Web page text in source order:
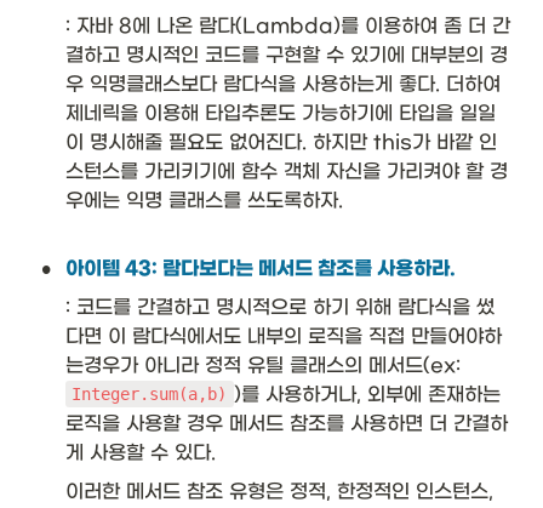
: 자바 8에 나온 람다(Lambda)를 이용하여 좀 더 간
결하고 명시적인 코드를 구현할 수 있기에 대부분의 경
우 익명클래스보다 람다식을 사용하는게 좋다. 더하여
제네릭을 이용해 타입추론도 가능하기에 타입을 일일
이 명시해줄 필요도 없어진다. 하지만 this가 바깥 인
스턴스를 가리키기에 함수 객체 자신을 가리켜야 할 경
우에는 익명 클래스를 쓰도록하자.
• 아이템 43: 람다보다는 메서드 참조를 사용하라.
: 코드를 간결하고 명시적으로 하기 위해 람다식을 썼
다면 이 람다식에서도 내부의 로직을 직접 만들어야하
Integer.sum(a,b) )를 사용하거나, 외부에 존재하는
로직을 사용할 경우 메서드 참조를 사용하면 더 간결하
게 사용할 수 있다.
이러한 메서드 참조 유형은 정적, 한정적인 인스턴스,